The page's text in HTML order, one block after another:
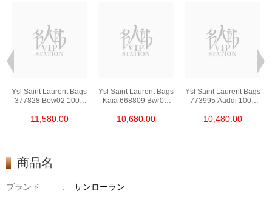
Ysl Saint Laurent Bags
377828 Bow02 1000
Bag
11,580.00
Ysl Saint Laurent Bags
Kaia 668809 Bwr0w
Bag/Crossbody Bag
10,680.00
Ysl Saint Laurent Bags
773995 Aaddi 1000
Bag/Crossbody Bag
10,480.00
商品名
ブランド : サンローラン